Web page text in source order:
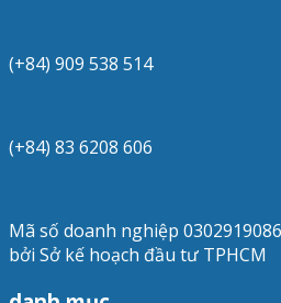
(+84) 909 538 514
(+84) 83 6208 606
Mã số doanh nghiệp
bởi Sở kế hoạch đầu tư TPHCM